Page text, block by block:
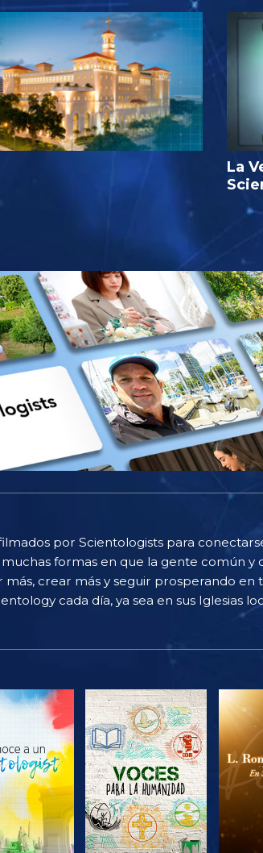
La
por Scientologists para
formas en que la gente común
crear más y seguir prosperando en
cada día, ya sea en sus Iglesias